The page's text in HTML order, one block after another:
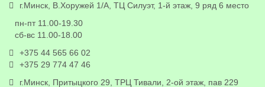
г.Минск, В.Хоружей 1/А, ТЦ Силуэт, 1-й этаж, 9 ряд 6 место
пн-пт 11.00-19.30
сб-вс 11.00-18.00
+375 44 565 66 02
+375 29 774 47 46
г.Минск, Притыцкого 29, ТРЦ Тивали, 2-ой этаж, пав 229